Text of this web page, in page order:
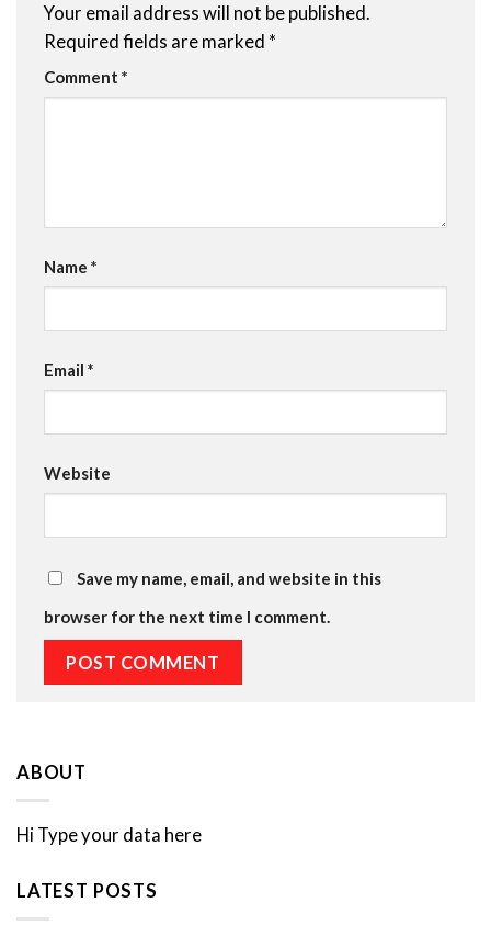
Your email address will not be published.
Required fields are marked *
Comment *
Name *
Email *
Website
Save my name, email, and website in this
browser for the next time I comment.
ABOUT
Hi Type your data here
LATEST POSTS